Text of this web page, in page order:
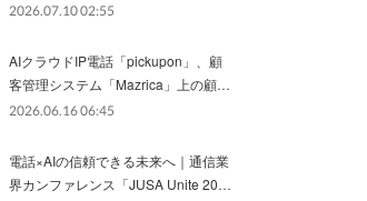
2026.07.10 02:55
AIクラウドIP電話「pickupon」、顧
客管理システム「Mazrica」上の顧…
2026.06.16 06:45
電話×AIの信頼できる未来へ｜通信業
界カンファレンス「JUSA Unite 20…